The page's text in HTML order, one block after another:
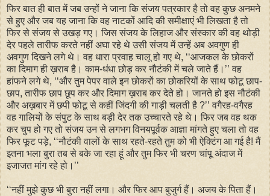
फिर बात ही बात में जब उन्हों ने जाना कि संजय पत्रकार है तो वह कुछ अनमने
से हुए और जब यह जाना कि वह नाटकों आदि की समीक्षाएं भी लिखता है तो
फिर से संजय से उखड़ गए। जिस संजय के लिहाज और संस्कार की वह थोड़ी
देर पहले तारीफ करते नहीं अघा रहे थे उसी संजय में उन्हें अब अवगुण ही
अवगुण दिखने लगे थे। वह धारा प्रवाह चालू हो गए थे, ‘‘आजकल के छोकरों
का दिमाग ही ख़राब है। काम-धंधा छोड़ कर नौटंकी में चले जाते हैं।’’ वह
हांफने लगे थे, ‘‘और तुम पेपर वाले इन छोकरों का छोकरियों के साथ फोटू छाप-
छाप, तारीफ छाप छूप कर और दिमाग ख़राब कर देते हो। जानते हो इस नौटंकी
और अख़बार में छपी फोटू से कहीं जिंदगी की गाड़ी चलती है ?’’ वगैरह-वगैरह
वह गालियों के संपुट के साथ बड़ी देर तक उच्चारते रहे थे। फिर जब वह थक
कर चुप हो गए तो संजय उन से लगभग विनयपूर्वक आज्ञा मांगते हुए चला तो वह
फिर फूट पड़े, ‘‘नौटंकी वालों के साथ रहते-रहते तुम को भी ऐक्टिंग आ गई है! मैं
इतना भला बुरा तब से बके जा रहा हूं और तुम फिर भी चरण चांपू अंदाज में
इजाजत मांग रहे हो।’’
‘‘नहीं मुझे कुछ भी बुरा नहीं लगा। और फिर आप बुजुर्ग हैं। अजय के पिता हैं।